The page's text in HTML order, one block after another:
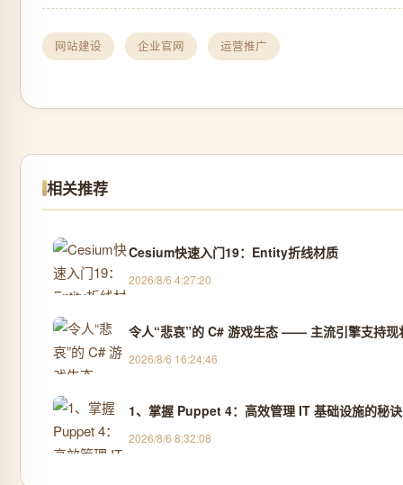
网站建设 企业官网 运营推广
相关推荐
Cesium快速入门19：Entity折线材质
2026/8/6 4:27:20
令人“悲哀”的 C# 游戏生态 —— 主流引擎支持现
2026/8/6 16:24:46
1、掌握 Puppet 4：高效管理 IT 基础设施的秘诀
2026/8/6 8:32:08